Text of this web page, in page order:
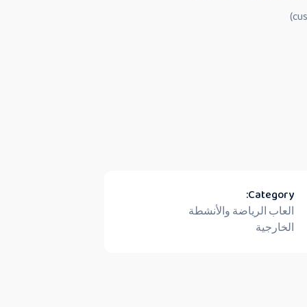
Category:
العاب الرياضة والأنشطة
الخارجية